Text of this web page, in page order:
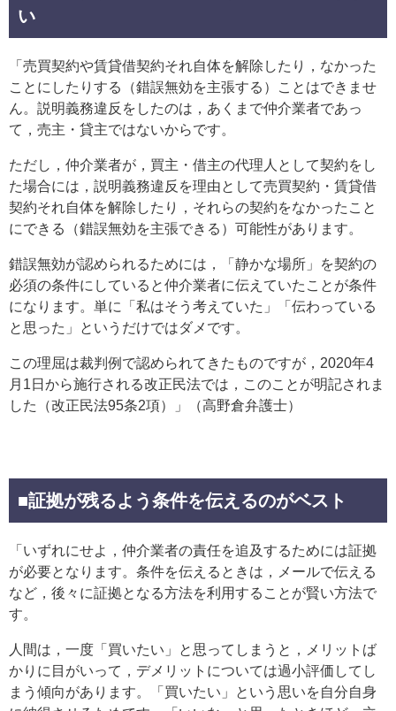
い
「売買契約や賃貸借契約それ自体を解除したり，なかった
ことにしたりする（錯誤無効を主張する）ことはできませ
ん。説明義務違反をしたのは，あくまで仲介業者であっ
て，売主・貸主ではないからです。
ただし，仲介業者が，買主・借主の代理人として契約をし
た場合には，説明義務違反を理由として売買契約・賃貸借
契約それ自体を解除したり，それらの契約をなかったこと
にできる（錯誤無効を主張できる）可能性があります。
錯誤無効が認められるためには，「静かな場所」を契約の
必須の条件にしていると仲介業者に伝えていたことが条件
になります。単に「私はそう考えていた」「伝わっている
と思った」というだけではダメです。
この理屈は裁判例で認められてきたものですが，2020年4
月1日から施行される改正民法では，このことが明記されま
した（改正民法95条2項）」（高野倉弁護士）
■証拠が残るよう条件を伝えるのがベスト
「いずれにせよ，仲介業者の責任を追及するためには証拠
が必要となります。条件を伝えるときは，メールで伝える
など，後々に証拠となる方法を利用することが賢い方法で
す。
人間は，一度「買いたい」と思ってしまうと，メリットば
かりに目がいって，デメリットについては過小評価してし
まう傾向があります。「買いたい」という思いを自分自身